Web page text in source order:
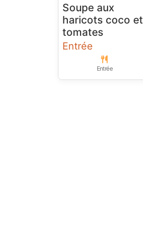
Soupe aux
haricots coco et
tomates
Entrée
Entrée